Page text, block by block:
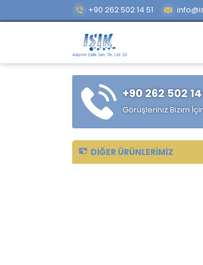
+90 262 502 14 51
+90 262 502 14
Görüşleriniz Bizim
DIĞER ÜRÜNLERIMIZ